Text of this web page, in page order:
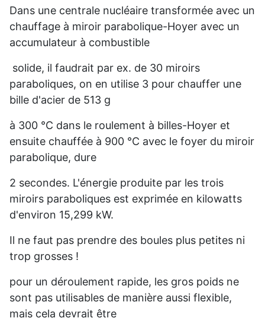
Dans une centrale nucléaire transformée avec un
chauffage à miroir parabolique-Hoyer avec un
accumulateur à combustible
solide, il faudrait par ex. de 30 miroirs
paraboliques, on en utilise 3 pour chauffer une
bille d'acier de 513 g
à 300 °C dans le roulement à billes-Hoyer et
ensuite chauffée à 900 °C avec le foyer du miroir
parabolique, dure
2 secondes. L'énergie produite par les trois
miroirs paraboliques est exprimée en kilowatts
d'environ 15,299 kW.
Il ne faut pas prendre des boules plus petites ni
trop grosses !
pour un déroulement rapide, les gros poids ne
sont pas utilisables de manière aussi flexible,
mais cela devrait être